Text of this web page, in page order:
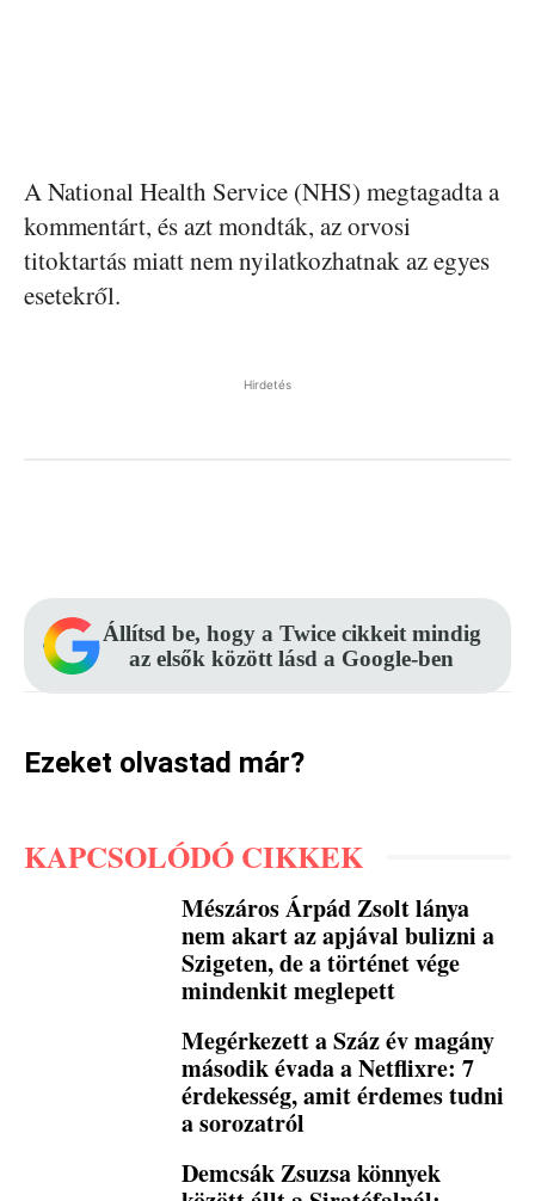
A National Health Service (NHS) megtagadta a
kommentárt, és azt mondták, az orvosi
titoktartás miatt nem nyilatkozhatnak az egyes
esetekről.
Hirdetés
Állítsd be, hogy a Twice cikkeit mindig
az elsők között lásd a Google-ben
Ezeket olvastad már?
KAPCSOLÓDÓ CIKKEK
Mészáros Árpád Zsolt lánya
nem akart az apjával bulizni a
Szigeten, de a történet vége
mindenkit meglepett
Megérkezett a Száz év magány
második évada a Netflixre: 7
érdekesség, amit érdemes tudni
a sorozatról
Demcsák Zsuzsa könnyek